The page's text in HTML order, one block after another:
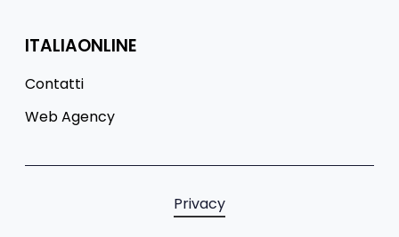
ITALIAONLINE
Contatti
Web Agency
Privacy